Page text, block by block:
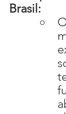
Brasil: